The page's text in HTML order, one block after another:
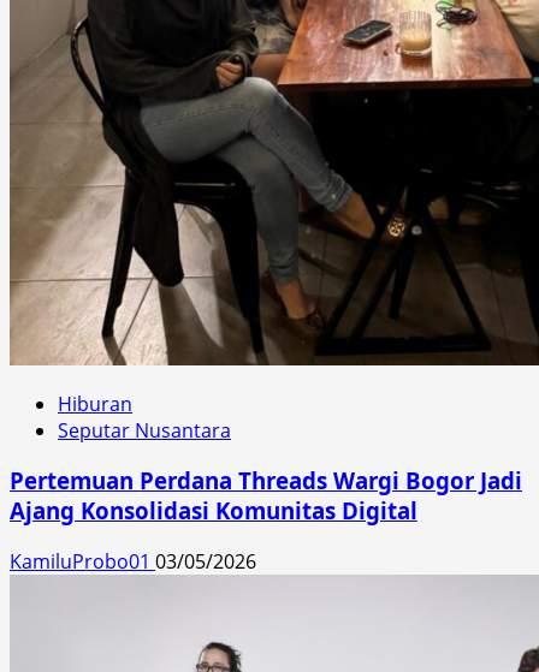
Hiburan
Seputar Nusantara
Pertemuan Perdana Threads Wargi Bogor Jadi
Ajang Konsolidasi Komunitas Digital
KamiluProbo01 03/05/2026